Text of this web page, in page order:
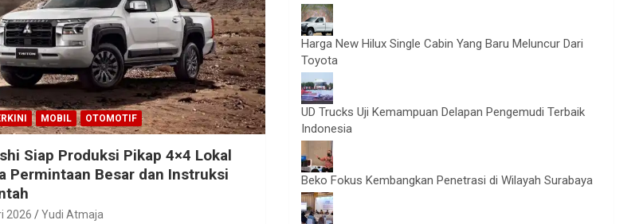
MOBIL OTOMOTIF
Siap Produksi Pikap 4×4 Lokal
Permintaan Besar dan Instruksi
2026 Yudi Atmaja
Harga New Hilux Single Cabin Yang Baru Meluncur Dari
Toyota
UD Trucks Uji Kemampuan Delapan Pengemudi Terbaik
Indonesia
Beko Fokus Kembangkan Penetrasi di Wilayah Surabaya